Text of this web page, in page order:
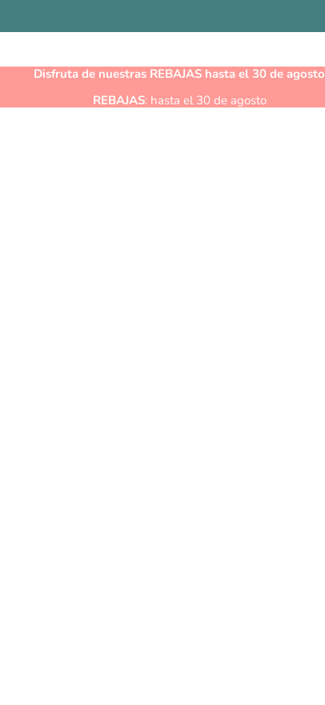
Disfruta de nuestras REBAJAS hasta el 30 de agosto
REBAJAS: hasta el 30 de agosto